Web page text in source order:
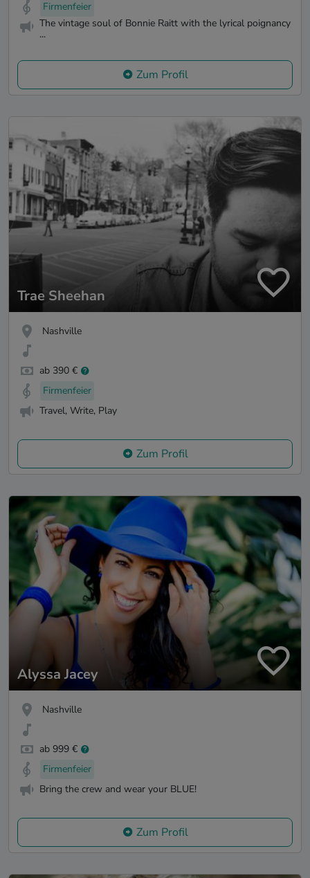
Firmenfeier
The vintage soul of Bonnie Raitt with the lyrical poignancy
...
Zum Profil
Trae Sheehan
Nashville
ab 390 €
Firmenfeier
Travel, Write, Play
Zum Profil
Alyssa Jacey
Nashville
ab 999 €
Firmenfeier
Bring the crew and wear your BLUE!
Zum Profil